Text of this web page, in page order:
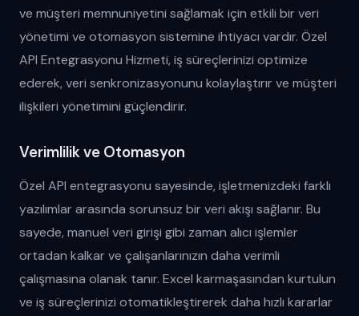
ve müşteri memnuniyetini sağlamak için etkili bir veri
yönetimi ve otomasyon sistemine ihtiyacı vardır. Özel
API Entegrasyonu Hizmeti, iş süreçlerinizi optimize
ederek, veri senkronizasyonunu kolaylaştırır ve müşteri
ilişkileri yönetimini güçlendirir.
Verimlilik ve Otomasyon
Özel API entegrasyonu sayesinde, işletmenizdeki farklı
yazılımlar arasında sorunsuz bir veri akışı sağlanır. Bu
sayede, manuel veri girişi gibi zaman alıcı işlemler
ortadan kalkar ve çalışanlarınızın daha verimli
çalışmasına olanak tanır. Excel karmaşasından kurtulun
ve iş süreçlerinizi otomatikleştirerek daha hızlı kararlar